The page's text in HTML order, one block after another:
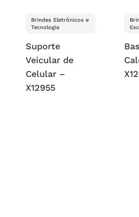
Brindes Eletrônicos e
Tecnologia
Suporte
Veicular de
Celular –
X12955